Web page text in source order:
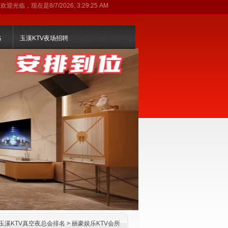
欢迎光临，现在是8/7/2026, 3:29:25 AM
玉溪KTV夜场招聘
溪KTV真空夜总会排名 > 丽豪娱乐KTV会所